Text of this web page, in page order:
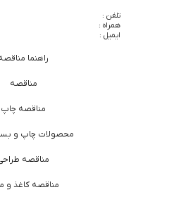
تلفن :
همراه :
ایمیل :
راهنما
مناقصه
مناقصه چاپ
محصولات چاپ و
مناقصه
مناقصه کاغذ و